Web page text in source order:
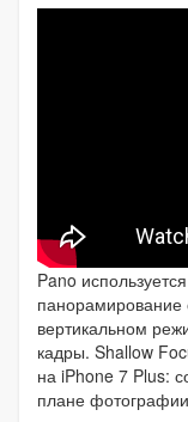
Pano
панорамирование
вертикальном
кадры. Shallow
на iPhone 7 Plus:
плане